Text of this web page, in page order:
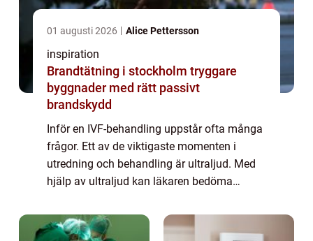
01 augusti 2026 Alice Pettersson
inspiration
Brandtätning i stockholm tryggare
byggnader med rätt passivt
brandskydd
Inför en IVF-behandling uppstår ofta många
frågor. Ett av de viktigaste momenten i
utredning och behandling är ultraljud. Med
hjälp av ultraljud kan läkaren bedöma
sätt som ger en tryggare och mer
individanpa...